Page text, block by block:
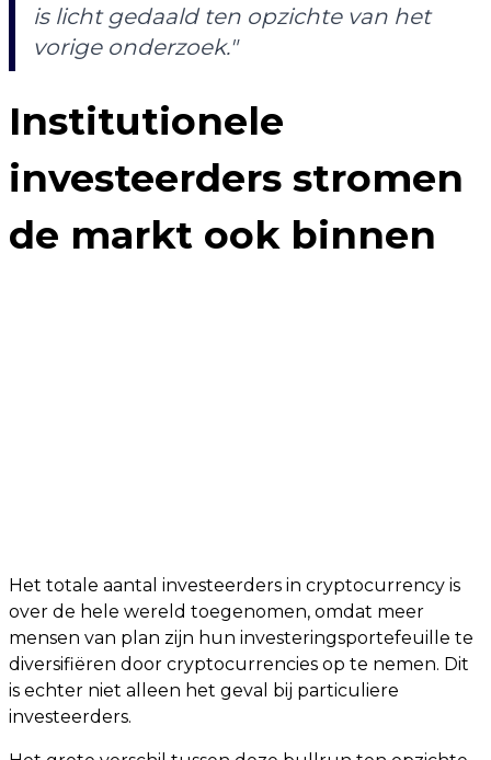
is licht gedaald ten opzichte van het
vorige onderzoek."
Institutionele
investeerders stromen
de markt ook binnen
Het totale aantal investeerders in cryptocurrency is
over de hele wereld toegenomen, omdat meer
mensen van plan zijn hun investeringsportefeuille te
diversifiëren door cryptocurrencies op te nemen. Dit
is echter niet alleen het geval bij particuliere
investeerders.